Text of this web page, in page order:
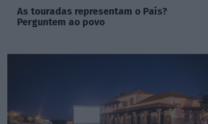
As touradas representam o País?
Perguntem ao povo